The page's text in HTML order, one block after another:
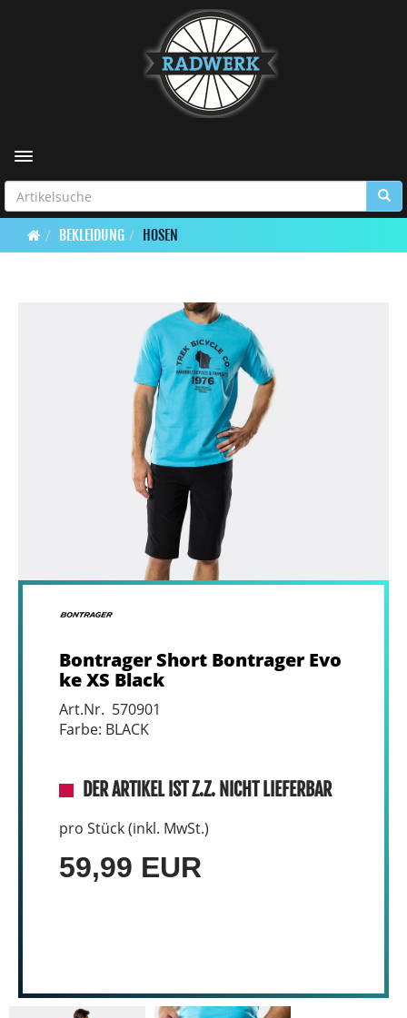
Toggle navigation
BEKLEIDUNG HOSEN
Bontrager Short Bontrager Evo
ke XS Black
Art.Nr. 570901
Farbe: BLACK
DER ARTIKEL IST Z.Z. NICHT LIEFERBAR
pro Stück (inkl. MwSt.)
59,99 EUR